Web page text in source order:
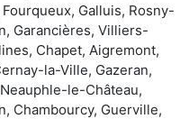
Galluis, Rosny-
Garancières, Villiers-
Chapet, Aigremont,
la-Ville, Gazeran,
le-Château,
Chambourcy, Guerville,